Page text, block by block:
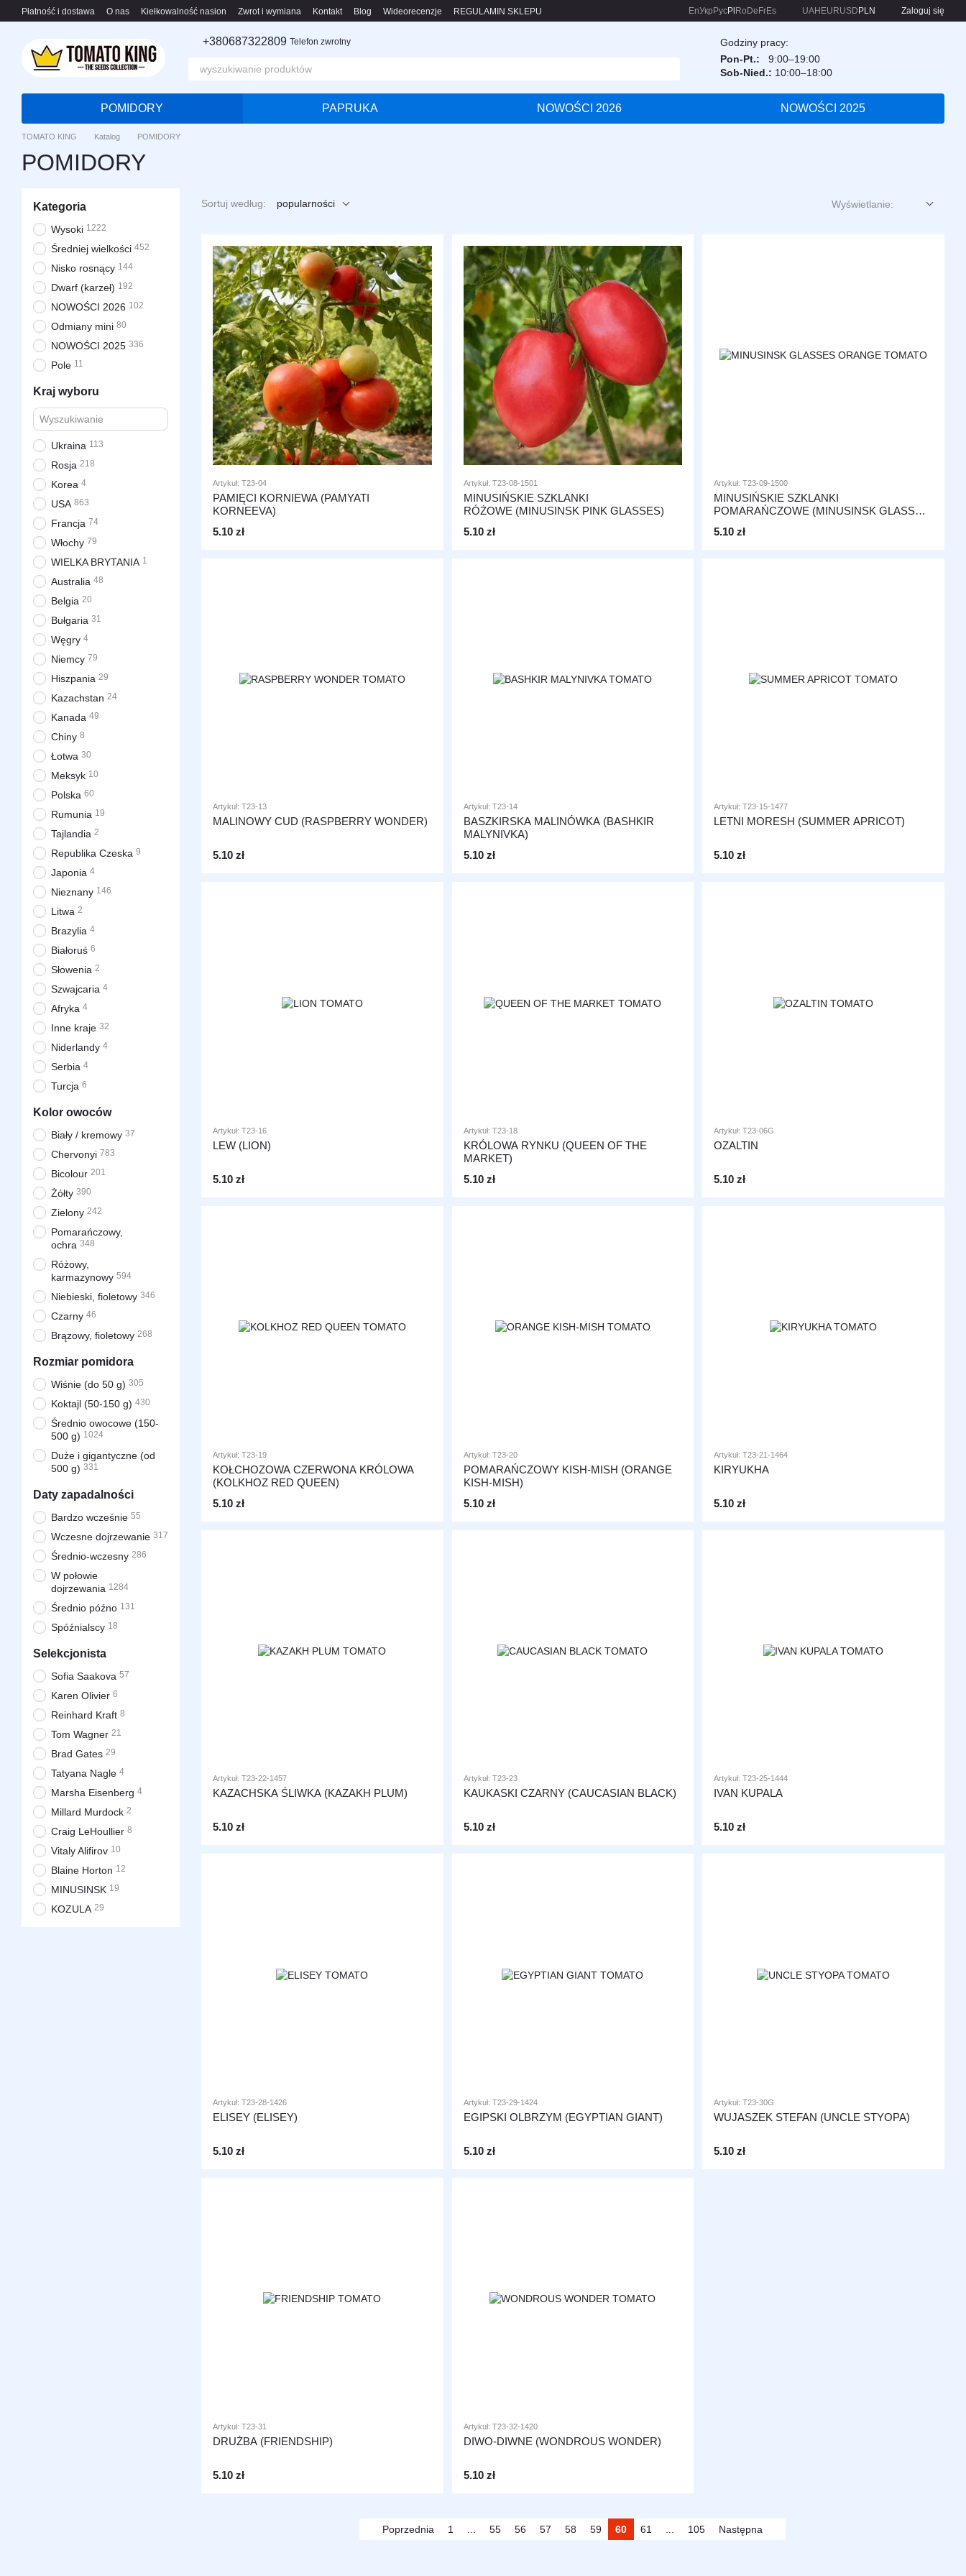
Przejdź do głównej treści
Płatność i dostawa O nas Kiełkowalność nasion Zwrot i wymiana Kontakt Blog Wideorecenzje REGULAMIN SKLEPU EnУкр РусPl Ro De FrEs UAH EURUSD PLN Zaloguj się
+380687322809 Telefon zwrotny
Godziny pracy:
Pon-Pt.:
9:00–19:00
Sob-Nied.: 10:00–18:00
POMIDORY PAPRUKA NOWOŚCI 2026 NOWOŚCI 2025
TOMATO KING Katalog POMIDORY
POMIDORY
Sortuj według: popularności Wyświetlanie:
Artykuł: T23-04
PAMIĘCI KORNIEWA (PAMYATI
KORNEEVA)
5.10 zł
Artykuł: T23-08-1501
MINUSIŃSKIE SZKLANKI
RÓŻOWE (MINUSINSK PINK GLASSES)
5.10 zł
Artykuł: T23-09-1500
MINUSIŃSKIE SZKLANKI
POMARAŃCZOWE (MINUSINSK GLASSES
5.10 zł
Artykuł: T23-13
MALINOWY CUD (RASPBERRY WONDER)
5.10 zł
Artykuł: T23-14
BASZKIRSKA MALINÓWKA (BASHKIR
MALYNIVKA)
5.10 zł
Artykuł: T23-15-1477
LETNI MORESH (SUMMER APRICOT)
5.10 zł
Artykuł: T23-16
LEW (LION)
5.10 zł
Artykuł: T23-18
KRÓLOWA RYNKU (QUEEN OF THE
MARKET)
5.10 zł
Artykuł: T23-06G
OZALTIN
5.10 zł
Artykuł: T23-19
KOŁCHOZOWA CZERWONA KRÓLOWA
(KOLKHOZ RED QUEEN)
5.10 zł
Artykuł: T23-20
POMARAŃCZOWY KISH-MISH (ORANGE
KISH-MISH)
5.10 zł
Artykuł: T23-21-1464
KIRYUKHA
5.10 zł
Artykuł: T23-22-1457
KAZACHSKA ŚLIWKA (KAZAKH PLUM)
5.10 zł
Artykuł: T23-23
KAUKASKI CZARNY (CAUCASIAN BLACK)
5.10 zł
Artykuł: T23-25-1444
IVAN KUPALA
5.10 zł
Artykuł: T23-28-1426
ELISEY (ELISEY)
5.10 zł
Artykuł: T23-29-1424
EGIPSKI OLBRZYM (EGYPTIAN GIANT)
5.10 zł
Artykuł: T23-30G
WUJASZEK STEFAN (UNCLE STYOPA)
5.10 zł
Artykuł: T23-31
DRUŻBA (FRIENDSHIP)
5.10 zł
Artykuł: T23-32-1420
DIWO-DIWNE (WONDROUS WONDER)
5.10 zł
Poprzednia 1 55 56 57 58 59 60 61 105 Następna
Kategoria
Wysoki 1222
Średniej wielkości 452
Nisko rosnący 144
Dwarf (karzeł) 192
NOWOŚCI 2026 102
Odmiany mini 80
NOWOŚCI 2025 336
Pole 11
Kraj wyboru
Ukraina 113
Rosja 218
Korea 4
USA 863
Francja 74
Włochy 79
WIELKA BRYTANIA 1
Australia 48
Belgia 20
Bułgaria 31
Węgry 4
Niemcy 79
Hiszpania 29
Kazachstan 24
Kanada 49
Chiny 8
Łotwa 30
Meksyk 10
Polska 60
Rumunia 19
Tajlandia 2
Republika Czeska 9
Japonia 4
Nieznany 146
Litwa 2
Brazylia 4
Białoruś 6
Słowenia 2
Szwajcaria 4
Afryka 4
Inne kraje 32
Niderlandy 4
Serbia 4
Turcja 6
Kolor owoców
Biały / kremowy 37
Chervonyi 783
Bicolour 201
Żółty 390
Zielony 242
Pomarańczowy,
ochra 348
Różowy,
karmazynowy 594
Niebieski, fioletowy 346
Czarny 46
Brązowy, fioletowy 268
Rozmiar pomidora
Wiśnie (do 50 g) 305
Koktajl (50-150 g) 430
Średnio owocowe (150-
500 g) 1024
Duże i gigantyczne (od
500 g) 331
Daty zapadalności
Bardzo wcześnie 55
Wczesne dojrzewanie 317
Średnio-wczesny 286
W połowie
dojrzewania 1284
Średnio późno 131
Spóźnialscy 18
Selekcjonista
Sofia Saakova 57
Karen Olivier 6
Reinhard Kraft 8
Tom Wagner 21
Brad Gates 29
Tatyana Nagle 4
Marsha Eisenberg 4
Millard Murdock 2
Craig LeHoullier 8
Vitaly Alifirov 10
Blaine Horton 12
MINUSINSK 19
KOZULA 29